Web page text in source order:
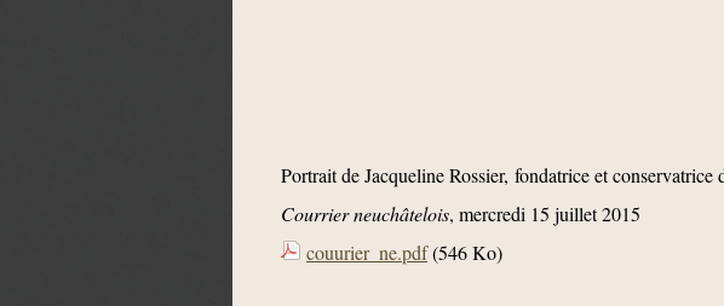
Portrait de Jacqueline Rossier, fondatrice et
Courrier neuchâtelois, mercredi 15 juillet 2015
couurier_ne.pdf(546 Ko)